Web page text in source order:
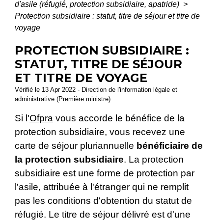
d'asile (réfugié, protection subsidiaire, apatride) >
Protection subsidiaire : statut, titre de séjour et titre de
voyage
PROTECTION SUBSIDIAIRE :
STATUT, TITRE DE SÉJOUR
ET TITRE DE VOYAGE
Vérifié le 13 Apr 2022 - Direction de l'information légale et
administrative (Première ministre)
Si l'Ofpra vous accorde le bénéfice de la
protection subsidiaire, vous recevez une
carte de séjour pluriannuelle bénéficiaire de
la protection subsidiaire. La protection
subsidiaire est une forme de protection par
l'asile, attribuée à l'étranger qui ne remplit
pas les conditions d'obtention du statut de
réfugié. Le titre de séjour délivré est d'une